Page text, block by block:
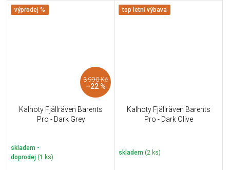
výprodej %
3 990 Kč
–22 %
Kalhoty Fjällräven Barents
Pro - Dark Grey
skladem -
doprodej (1 ks)
top letní výbava
Kalhoty Fjällräven Barents
Pro - Dark Olive
skladem (2 ks)